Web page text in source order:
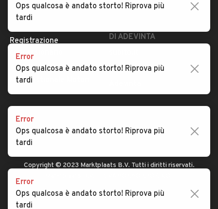
Registrazione
concessionario
Area Business
Multigestionale Motori
DI ADEVINTA
mobile.de
Copyright © 2023 Marktplaats B.V. Tutti i diritti riservati.
Ops qualcosa è andato storto! Riprova più
tardi
Error
Ops qualcosa è andato storto! Riprova più
tardi
Error
Ops qualcosa è andato storto! Riprova più
tardi
Error
Ops qualcosa è andato storto! Riprova più
tardi